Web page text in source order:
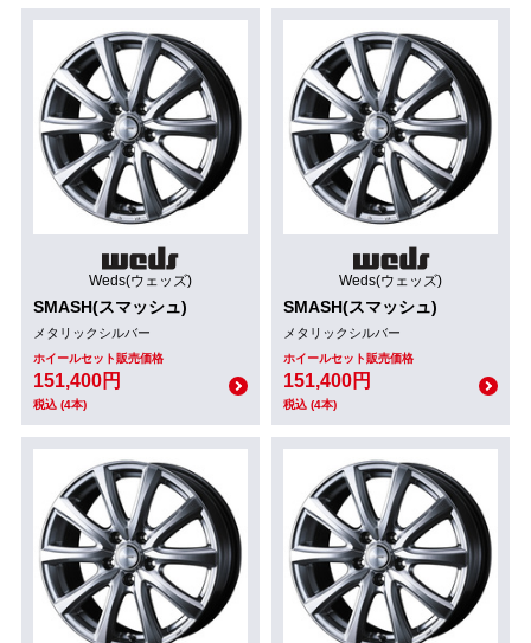
Weds(ウェッズ)
SMASH(スマッシュ)
メタリックシルバー
ホイールセット販売価格
151,400円
税込 (4本)
Weds(ウェッズ)
SMASH(スマッシュ)
メタリックシルバー
ホイールセット販売価格
151,400円
税込 (4本)